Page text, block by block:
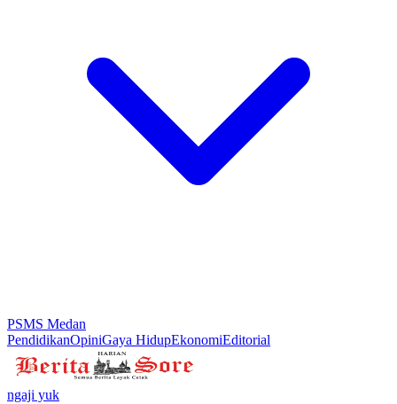
PSMS Medan
PendidikanOpiniGaya HidupEkonomiEditorial
ngaji yuk